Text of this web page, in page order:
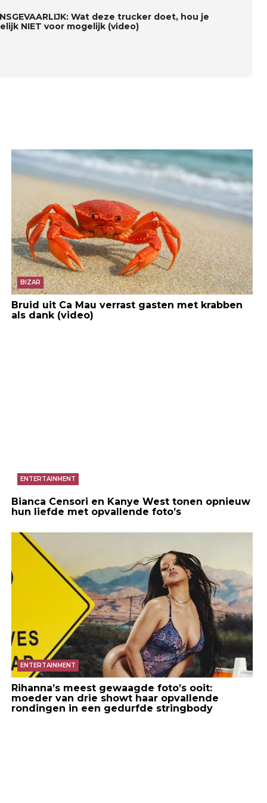
Wat deze trucker doet, hou je
NIET voor mogelijk (video)
BIZAR
Bruid uit Ca Mau verrast gasten met krabben
als dank (video)
ENTERTAINMENT
Bianca Censori en Kanye West tonen opnieuw
hun liefde met opvallende foto’s
ENTERTAINMENT
Rihanna’s meest gewaagde foto’s ooit:
moeder van drie showt haar opvallende
rondingen in een gedurfde stringbody